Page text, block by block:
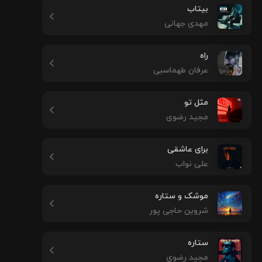
بیتاب
مهدی جهانی
راه
عرفان طهماسبی
مثل تو
مجید رضوی
برای عاشقی
علی نواب
موشک و ستاره
شروین حاجی پور
ستاره
مجید رضوی